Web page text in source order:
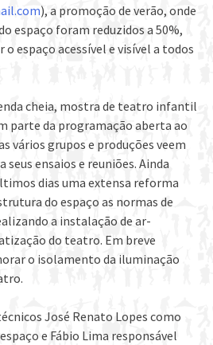
), a promoção de verão, onde
espaço foram reduzidos a 50%,
espaço acessível e visível a todos
cheia, mostra de teatro infantil
parte da programação aberta ao
vários grupos e produções veem
ensaios e reuniões. Ainda
dias uma extensa reforma
do espaço as normas de
a instalação de ar-
do teatro. Em breve
o isolamento da iluminação
José Renato Lopes como
e Fábio Lima responsável